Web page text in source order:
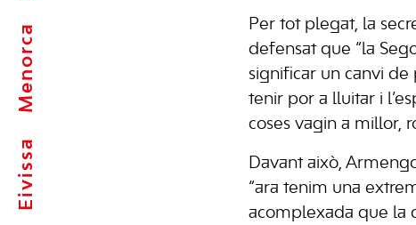
Eivissa
Menorca
Per tot plegat, la
defensat que “la
significar un canvi
tenir por a lluitar i
coses vagin a millor,
Davant això,
“ara tenim una
acomplexada que la